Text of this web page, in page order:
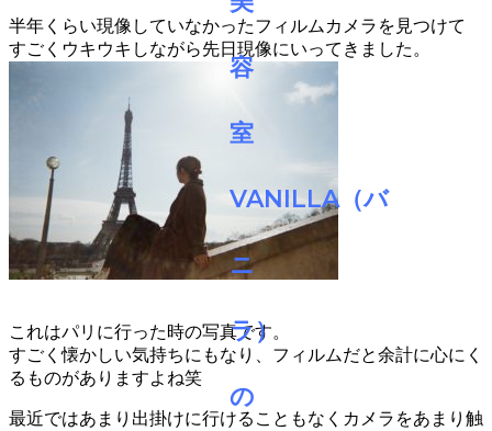
半年くらい現像していなかったフィルムカメラを見つけて
すごくウキウキしながら先日現像にいってきました。
これはパリに行った時の写真です。
すごく懐かしい気持ちにもなり、フィルムだと余計に心にく
るものがありますよね笑
最近ではあまり出掛けに行けることもなくカメラをあまり触